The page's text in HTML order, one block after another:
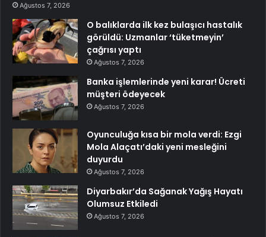
Ağustos 7, 2026
O balıklarda ilk kez bulaşıcı hastalık
görüldü: Uzmanlar ‘tüketmeyin’
çağrısı yaptı
Ağustos 7, 2026
Banka işlemlerinde yeni karar! Ücreti
müşteri ödeyecek
Ağustos 7, 2026
Oyunculuğa kısa bir mola verdi: Ezgi
Mola Alaçatı’daki yeni mesleğini
duyurdu
Ağustos 7, 2026
Diyarbakır’da Sağanak Yağış Hayatı
Olumsuz Etkiledi
Ağustos 7, 2026